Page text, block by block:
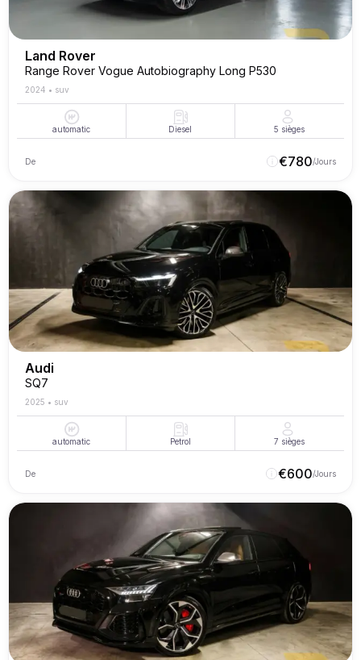
Land Rover
Range Rover Vogue Autobiography Long P530
2024 • suv
automatic Diesel 5 sièges
De €780/Jours
Audi
SQ7
2025 • suv
automatic Petrol 7 sièges
De €600/Jours